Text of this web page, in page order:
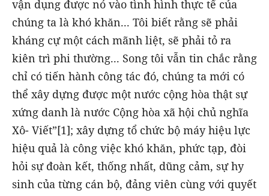
vận dụng được nó vào tình hình thực tế của
chúng ta là khó khăn... Tôi biết rằng sẽ phải
kháng cự một cách mãnh liệt, sẽ phải tỏ ra
kiên trì phi thường... Song tôi vẫn tin chắc rằng
chỉ có tiến hành công tác đó, chúng ta mới có
thể xây dựng được một nước cộng hòa thật sự
xứng danh là nước Cộng hòa xã hội chủ nghĩa
Xô- Viết”[1]; xây dựng tổ chức bộ máy hiệu lực
hiệu quả là công việc khó khăn, phức tạp, đòi
hỏi sự đoàn kết, thống nhất, dũng cảm, sự hy
sinh của từng cán bộ, đảng viên cùng với quyết